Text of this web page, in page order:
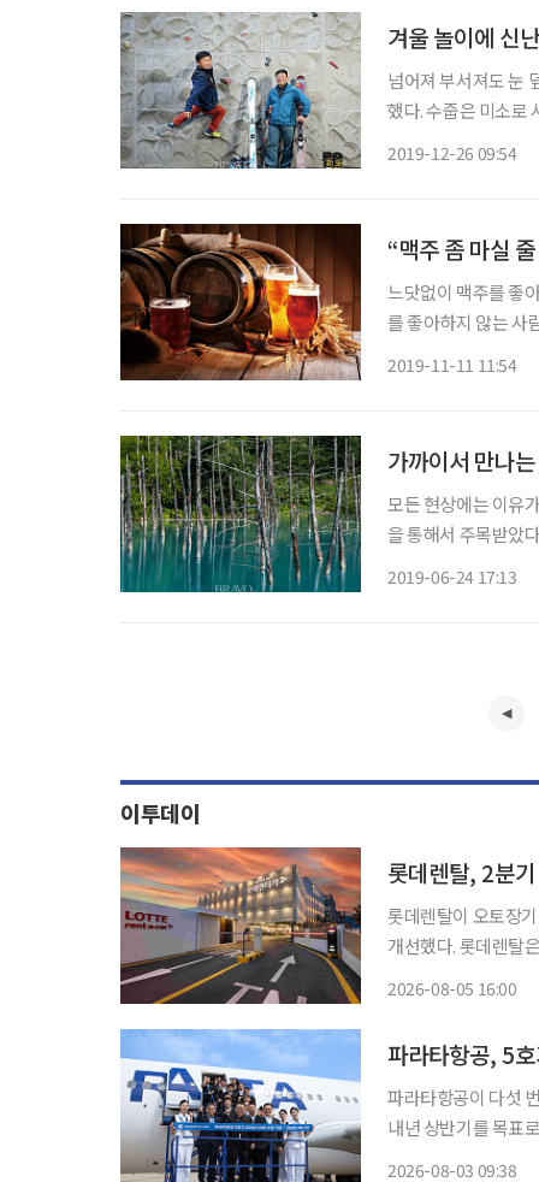
겨울 놀이에 신
넘어져 부서져도 눈
했다. 수줍은 미소로
2019-12-26 09:54
“맥주 좀 마실
느닷없이 맥주를 좋
를 좋아하지 않는 사
2019-11-11 11:54
가까이서 만나
모든 현상에는 이유
을 통해서 주목받았
2019-06-24 17:13
이투데이
롯데렌탈, 2분
롯데렌탈이 오토장
개선했다. 롯데렌탈은 5일 연결기준 매출액 7658억원과 영업이익 846억원을 기록했다고 밝
2026-08-05 16:00
파라타항공, 5
파라타항공이 다섯
내년 상반기를 목표
2026-08-03 09:38